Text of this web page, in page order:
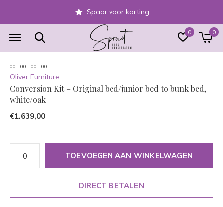
0 0
Spaar voor korting
00 : 00 : 00 : 00
Oliver Furniture
Conversion Kit – Original bed/junior bed to bunk bed,
white/oak
€1.639,00
TOEVOEGEN AAN WINKELWAGEN
DIRECT BETALEN